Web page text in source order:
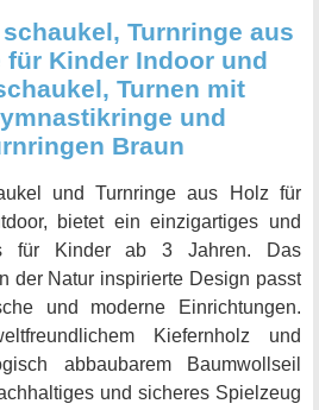
Turnringe aus
für Kinder Indoor und
Turnen mit
und
Braun
und Turnringe aus Holz für
bietet ein einzigartiges und
für Kinder ab 3 Jahren. Das
der Natur inspirierte Design passt
und moderne Einrichtungen.
Kiefernholz und
abbaubarem Baumwollseil
und sicheres Spielzeug